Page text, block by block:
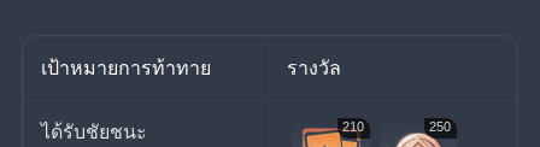
เป้าหมายการท้าทาย รางวัล
ได้รับชัยชนะ 210 250